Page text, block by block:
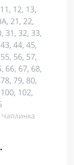
12, 13,
21, 22,
31, 32, 33,
44, 45,
56, 57,
66, 67, 68,
79, 80,
102,
Чаплинка